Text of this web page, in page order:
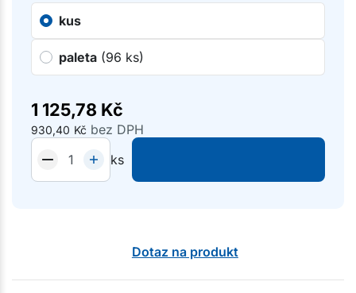
kus
paleta (96 ks)
1 125,78 Kč
930,40 Kč bez DPH
ks
Dotaz na produkt